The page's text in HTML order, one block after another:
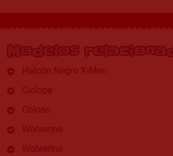
Modelos
Halcón Negro X-Men
Cíclope
Coloso
Wolverine
Wolverine